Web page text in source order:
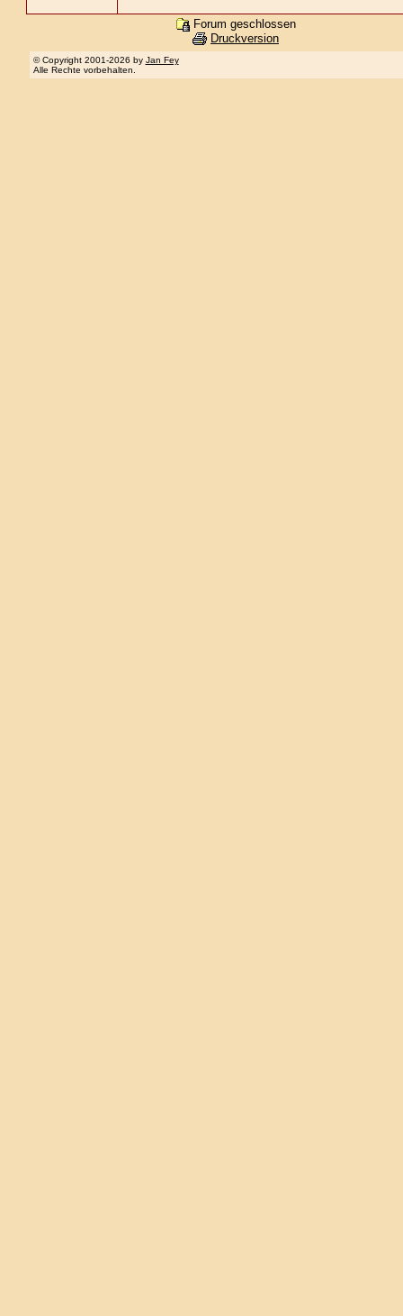
Forum geschlossen
Druckversion
© Copyright 2001-2026 by Jan Fey
Alle Rechte vorbehalten.